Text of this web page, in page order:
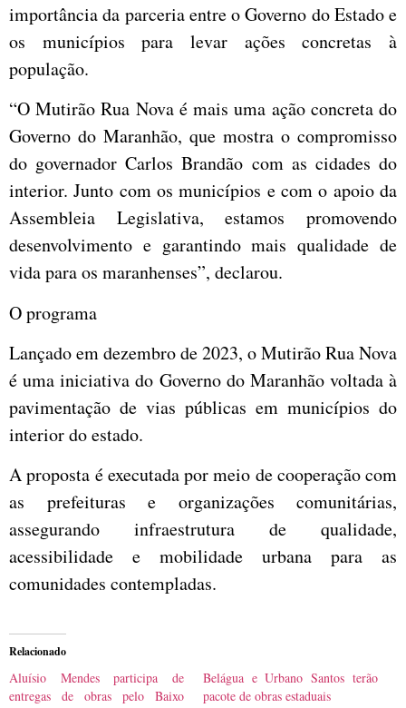
importância da parceria entre o Governo do Estado e
os municípios para levar ações concretas à
população.
“O Mutirão Rua Nova é mais uma ação concreta do
Governo do Maranhão, que mostra o compromisso
do governador Carlos Brandão com as cidades do
interior. Junto com os municípios e com o apoio da
Assembleia Legislativa, estamos promovendo
desenvolvimento e garantindo mais qualidade de
vida para os maranhenses”, declarou.
O programa
Lançado em dezembro de 2023, o Mutirão Rua Nova
é uma iniciativa do Governo do Maranhão voltada à
pavimentação de vias públicas em municípios do
interior do estado.
A proposta é executada por meio de cooperação com
as prefeituras e organizações comunitárias,
assegurando infraestrutura de qualidade,
acessibilidade e mobilidade urbana para as
comunidades contempladas.
Relacionado
Aluísio Mendes participa de
entregas de obras pelo Baixo
Belágua e Urbano Santos terão
pacote de obras estaduais